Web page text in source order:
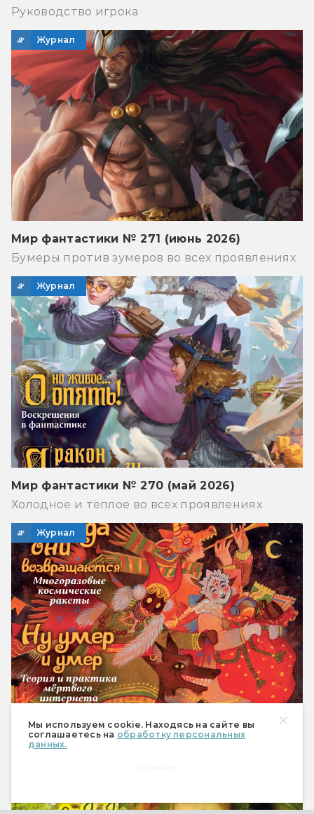
Мы используем cookie. Находясь на сайте вы
соглашаетесь на обработку персональных
данных.
Руководство игрока
Журнал
Мир фантастики № 271 (июнь 2026)
Бумеры против зумеров во всех проявлениях
Журнал
Мир фантастики № 270 (май 2026)
Холодное и тёплое во всех проявлениях
Журнал
Мир фантастики № 269 (апрель 2026)
Вкусная и полезная пища во всех проявлениях